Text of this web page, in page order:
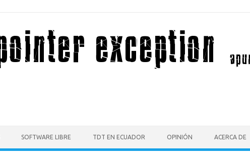
SOFTWARE LIBRE TDT EN ECUADOR OPINIÓN ACERCA DE